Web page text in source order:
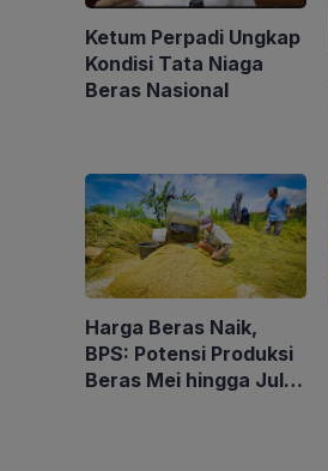
Ketum Perpadi Ungkap
Kondisi Tata Niaga
Beras Nasional
Harga Beras Naik,
BPS: Potensi Produksi
Beras Mei hingga Juli